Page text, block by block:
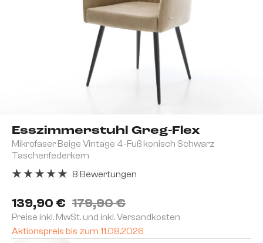
Esszimmerstuhl Greg-Flex
Mikrofaser Beige Vintage 4-Fuß konisch Schwarz
Taschenfederkern
139,90 € 179,90 €
Preise inkl. MwSt. und inkl. Versandkosten
Aktionspreis bis zum 11.08.2026
8 Bewertungen